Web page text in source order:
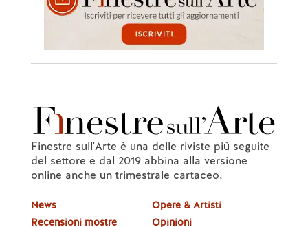
Finestre sull'Arte è una delle riviste più seguite
del settore e dal 2019 abbina alla versione
online anche un trimestrale cartaceo.
News
Recensioni mostre
Opere & Artisti
Opinioni